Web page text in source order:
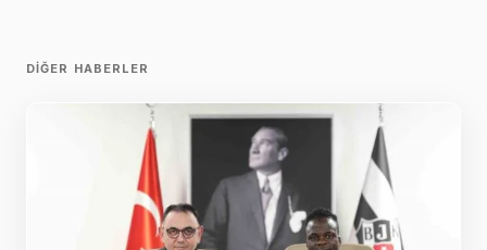
DIĞER HABERLER